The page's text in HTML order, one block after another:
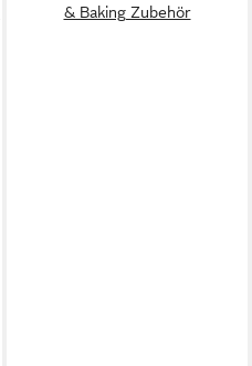
& Baking Zubehör